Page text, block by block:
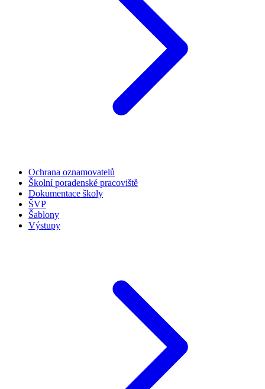
Ochrana oznamovatelů
Školní poradenské pracoviště
Dokumentace školy
ŠVP
Šablony
Výstupy